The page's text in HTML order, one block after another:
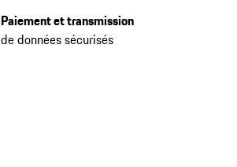
Paiement et transmission
de données sécurisés